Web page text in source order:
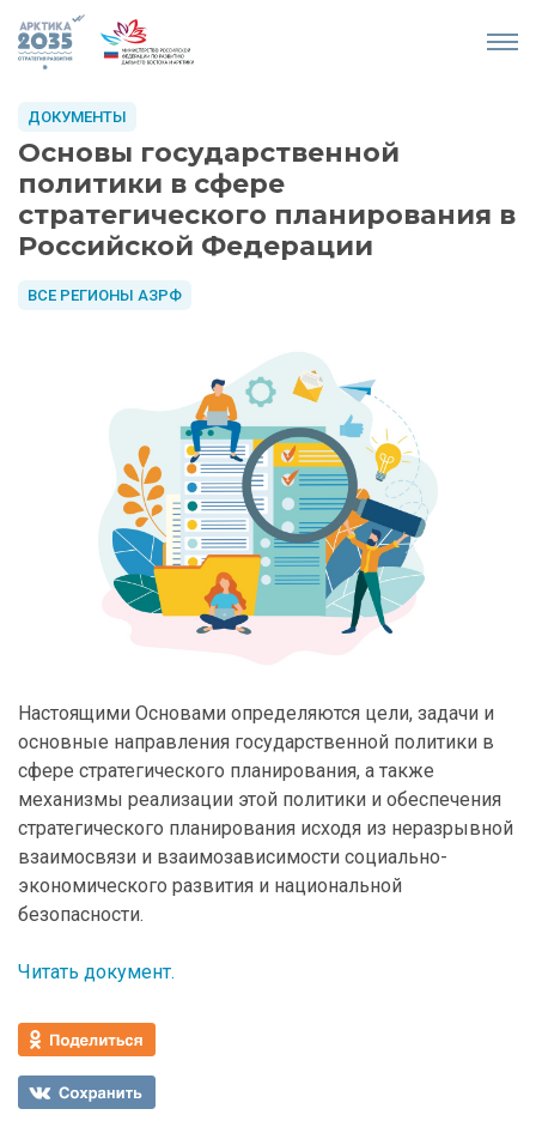
Основы государственной
политики в сфере
стратегического планирования в
Российской Федерации
ВСЕ РЕГИОНЫ АЗРФ
ДОКУМЕНТЫ
Настоящими Основами определяются цели, задачи и
основные направления государственной политики в
сфере стратегического планирования, а также
механизмы реализации этой политики и обеспечения
стратегического планирования исходя из неразрывной
взаимосвязи и взаимозависимости социально-
экономического развития и национальной
безопасности.
Читать документ.